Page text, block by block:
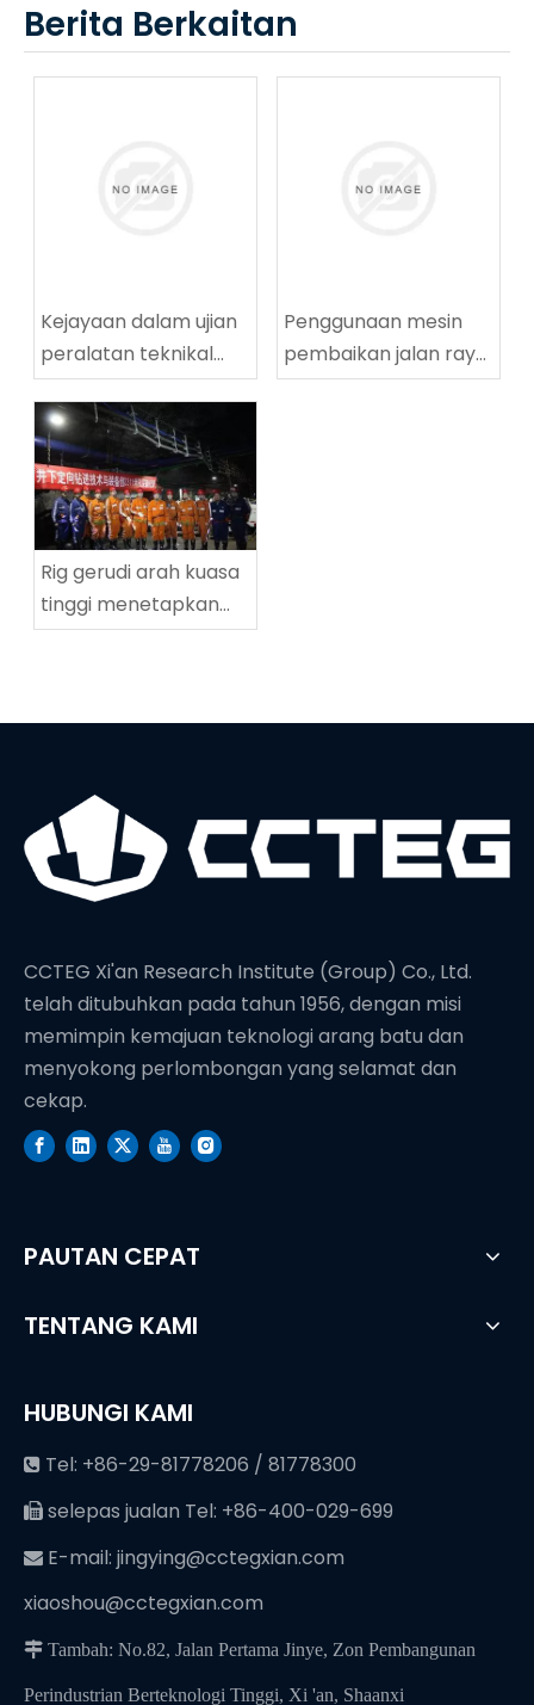
Berita Berkaitan
Kejayaan dalam ujian
peralatan teknikal
penggerudian
lingkaran tinggi
ZDY2800LG
Penggunaan mesin
pembaikan jalan raya
yang berjaya di
Rig gerudi arah kuasa
tinggi menetapkan
rekod dunia baru
CCTEG Xi'an Research Institute (Group) Co., Ltd.
telah ditubuhkan pada tahun 1956, dengan misi
memimpin kemajuan teknologi arang batu dan
menyokong perlombongan yang selamat dan
cekap.
PAUTAN CEPAT
TENTANG KAMI
HUBUNGI KAMI
 Tel: +86-29-81778206 / 81778300
 selepas jualan Tel: +86-400-029-699
 E-mail: jingying@cctegxian.com
xiaoshou@cctegxian.com
 Tambah: No.82, Jalan Pertama Jinye, Zon Pembangunan
Perindustrian Berteknologi Tinggi, Xi 'an, Shaanxi